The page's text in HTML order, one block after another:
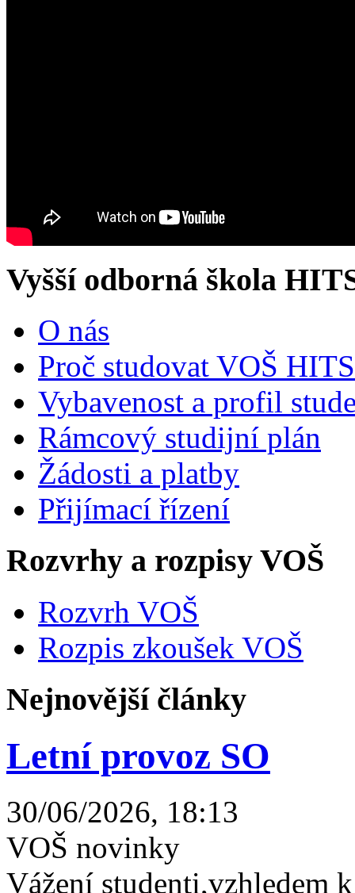
Vyšší odborná škola
O nás
Proč studovat VOŠ HITS
Vybavenost a profil
Rámcový studijní plán
Žádosti a platby
Přijímací řízení
Rozvrhy a rozpisy VOŠ
Rozvrh VOŠ
Rozpis zkoušek VOŠ
Nejnovější články
Letní provoz SO
30/06/2026, 18:13
VOŠ novinky
Vážení studenti,vzhledem